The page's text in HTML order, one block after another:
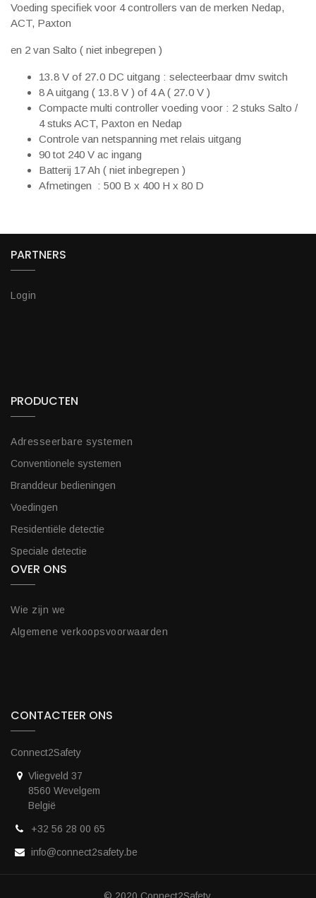
Voeding specifiek voor 4 controllers van de merken Nedap,
ACT, Paxton
en 2 van Salto ( niet inbegrepen )
13.8 V of 27.0 DC uitgang : selecteerbaar dmv switch
8 A uitgang ( 13.8 V ) of 4 A ( 27.0 V )
Compacte multi controller voeding voor : 2 stuks Salto /
4 stuks ACT, Paxton en Nedap
Controle van netspanning met relais uitgang
90 tot 240 V ac ingang
Batterij 17 Ah ( niet inbegrepen )
Afmetingen : 500 B x 400 H x 80 D
PARTNERS
Login
PRODUCTEN
Adresseerbare systemen
Conventionele systemen
Branddeur bedieningen
Voedingen
Residentiële detectie
Speciale detectie
OVER ONS
Wie zijn we
Algemene verkoopsvoorwaarden
CONTACTEER ONS
Connect2Safety
Vliegveld 37
8560 Wevelgem
België
+32 56 28 00 65
info@connect2safety.be